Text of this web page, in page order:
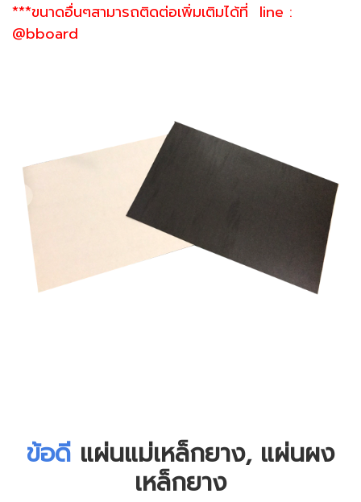
***ขนาดอื่นๆสามารถติดต่อเพิ่มเติมได้ที่ line :
@bboard
ข้อดี แผ่นแม่เหล็กยาง, แผ่นผง
เหล็กยาง